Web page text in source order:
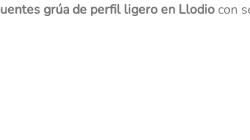
grúa de perfil ligero en Llodiocon